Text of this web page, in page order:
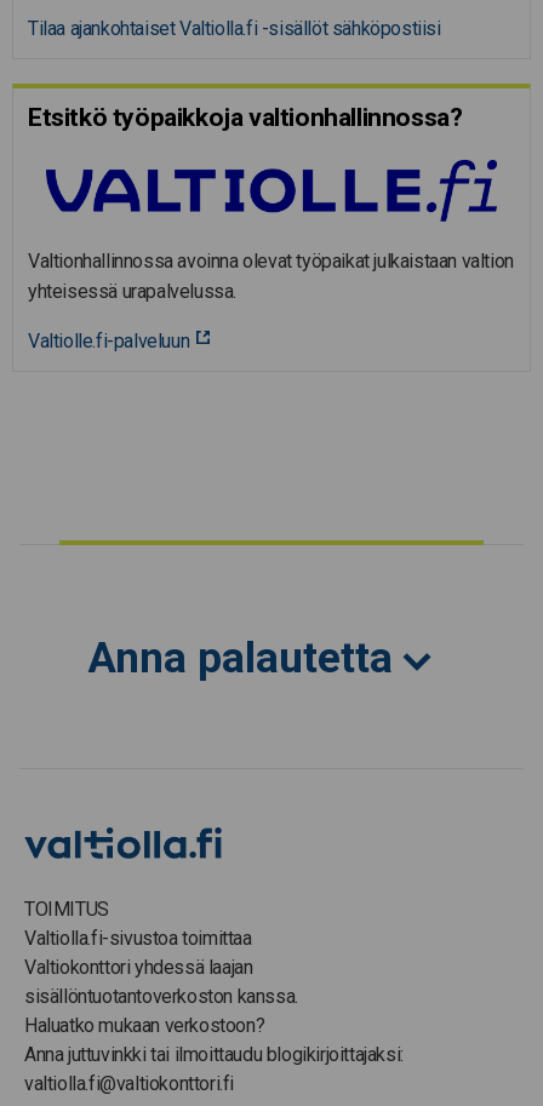
Tilaa ajankohtaiset Valtiolla.fi -sisällöt sähköpostiisi
Etsitkö työpaikkoja valtion­hal­lin­nossa?
Valtionhallinnossa avoinna olevat työpaikat julkaistaan valtion
yhteisessä urapalvelussa.
Valtiolle.fi-palveluun
Anna palautetta
TOIMITUS
Valtiolla.fi-sivustoa toimittaa
Valtiokonttori yhdessä laajan
sisällöntuotantoverkoston kanssa.
Haluatko mukaan verkostoon?
Anna juttuvinkki tai ilmoittaudu blogikirjoittajaksi:
valtiolla.fi@valtiokonttori.fi